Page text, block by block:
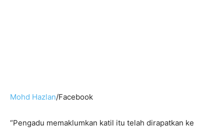
Mohd Hazlan/Facebook
“Pengadu memaklumkan katil itu telah dirapatkan ke